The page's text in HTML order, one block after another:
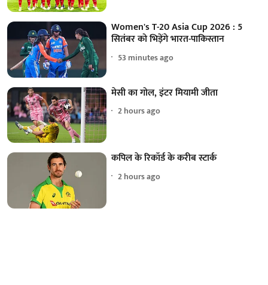
Women's T-20 Asia Cup 2026 : 5
सितंबर को भिड़ेंगे भारत-पाकिस्तान
53 minutes ago
मेसी का गोल, इंटर मियामी जीता
2 hours ago
कपिल के रिकॉर्ड के करीब स्टार्क
2 hours ago